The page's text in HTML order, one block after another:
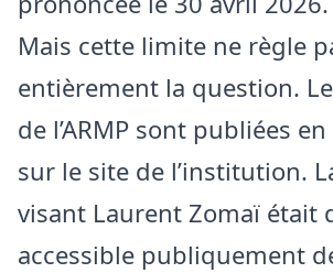
Mais cette limite ne règle
entièrement la question.
de l’ARMP sont publiées
sur le site de l’institution.
visant Laurent Zomaï était
accessible publiquement